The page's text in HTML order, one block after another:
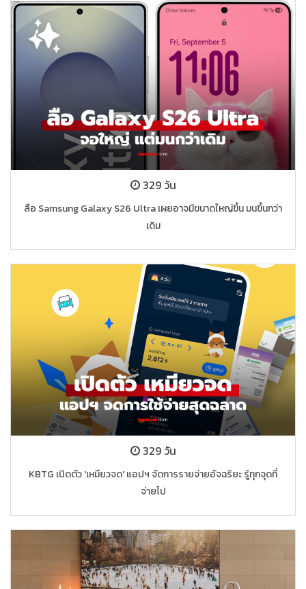
329 วัน
ลือ Samsung Galaxy S26 Ultra เผยอาจมีขนาดใหญ่ขึ้น มนขึ้นกว่า
เดิม
329 วัน
KBTG เปิดตัว 'เหมียวจด' แอปฯ จัดการรายจ่ายอัจฉริยะ รู้ทุกจุดที่
จ่ายไป